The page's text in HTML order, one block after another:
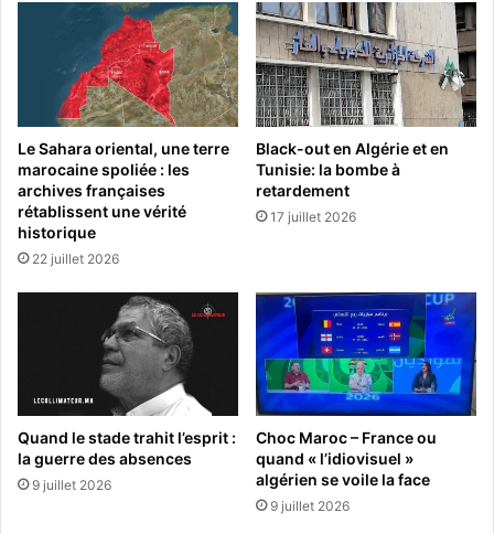
Le Sahara oriental, une terre
marocaine spoliée : les
archives françaises
rétablissent une vérité
historique
22 juillet 2026
Black-out en Algérie et en
Tunisie: la bombe à
retardement
17 juillet 2026
Quand le stade trahit l’esprit :
la guerre des absences
9 juillet 2026
Choc Maroc – France ou
quand « l’idiovisuel »
algérien se voile la face
9 juillet 2026